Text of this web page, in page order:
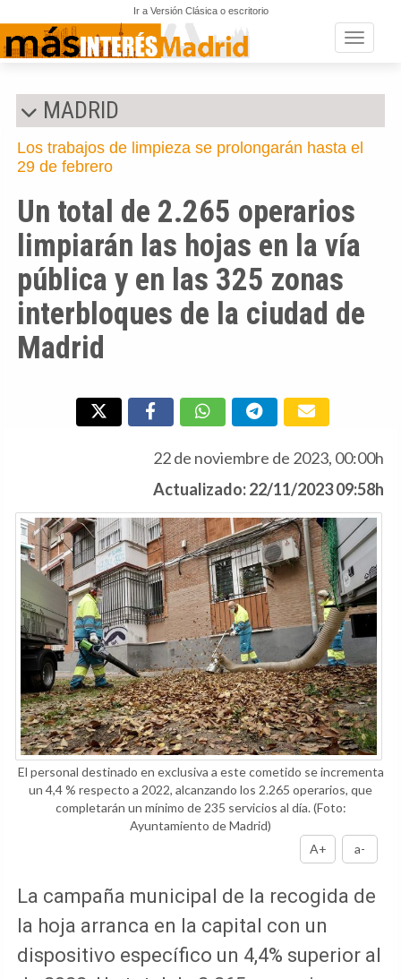
Ir a Versión Clásica o escritorio
Toggle
MADRID
Los trabajos de limpieza se prolongarán hasta el
29 de febrero
Un total de 2.265 operarios
limpiarán las hojas en la vía
pública y en las 325 zonas
interbloques de la ciudad de
Madrid
22 de noviembre de 2023, 00:00h
Actualizado: 22/11/2023 09:58h
El personal destinado en exclusiva a este cometido se incrementa
un 4,4 % respecto a 2022, alcanzando los 2.265 operarios, que
completarán un mínimo de 235 servicios al día.(Foto:
Ayuntamiento de Madrid)
A+
a-
La campaña municipal de la recogida de
la hoja arranca en la capital con un
dispositivo específico un 4,4% superior al